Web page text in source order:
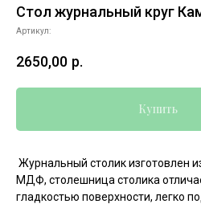
Стол журнальный круг
Артикул:
2650,00 р.
Купить
Журнальный столик изготовлен
МДФ, столешница столика
гладкостью поверхности, легко